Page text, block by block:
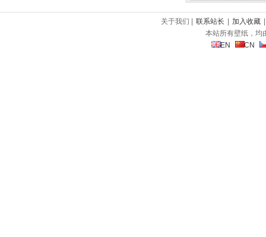
关于我们 | 联系站长 加入收藏
本站所有壁纸，均
EN
CN